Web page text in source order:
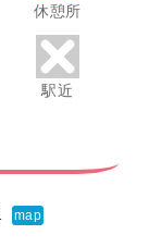
休憩所
駅近
map